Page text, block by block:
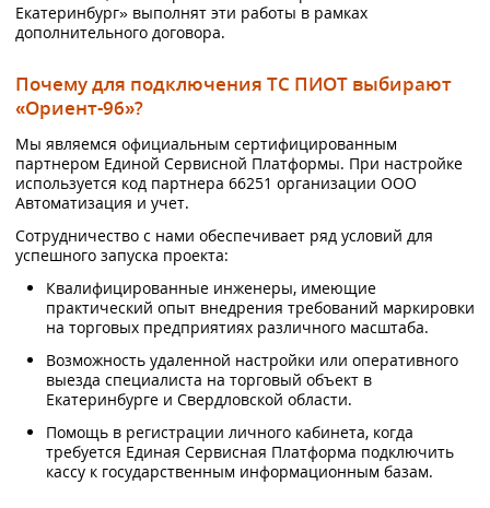
Екатеринбург» выполнят эти работы в рамках
дополнительного договора.
Почему для подключения ТС ПИОТ выбирают
«Ориент-96»?
Мы являемся официальным сертифицированным
партнером Единой Сервисной Платформы. При настройке
используется код партнера 66251 организации ООО
Автоматизация и учет.
Сотрудничество с нами обеспечивает ряд условий для
успешного запуска проекта:
Квалифицированные инженеры, имеющие
практический опыт внедрения требований маркировки
на торговых предприятиях различного масштаба.
Возможность удаленной настройки или оперативного
выезда специалиста на торговый объект в
Екатеринбурге и Свердловской области.
Помощь в регистрации личного кабинета, когда
требуется Единая Сервисная Платформа подключить
кассу к государственным информационным базам.